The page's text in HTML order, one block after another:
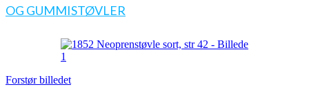
OG GUMMISTØVLER
Forstør billedet